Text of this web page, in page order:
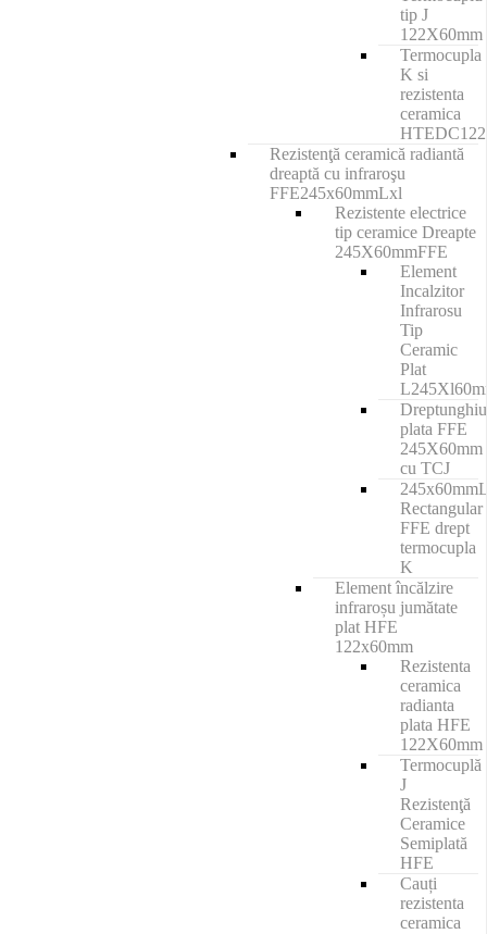
tip J
122X60mm
Termocupla
K si
rezistenta
ceramica
Rezistenţă ceramică radiantă
dreaptă cu infraroşu
FFE245x60mmLxl
Rezistente electrice
tip ceramice Dreapte
245X60mmFFE
Element
Incalzitor
Infrarosu
Tip
Ceramic
Plat
plata FFE
245X60mm
cu TCJ
Rectangular
FFE drept
termocupla
K
Element încălzire
infraroșu jumătate
plat HFE
122x60mm
Rezistenta
ceramica
radianta
plata HFE
122X60mm
Termocuplă
J
Rezistenţă
Ceramice
Semiplată
HFE
Cauți
rezistenta
ceramica